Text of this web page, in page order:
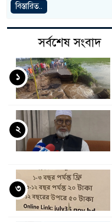
বিস্তারিত..
সর্বশেষ সংবাদ
১
২
৩